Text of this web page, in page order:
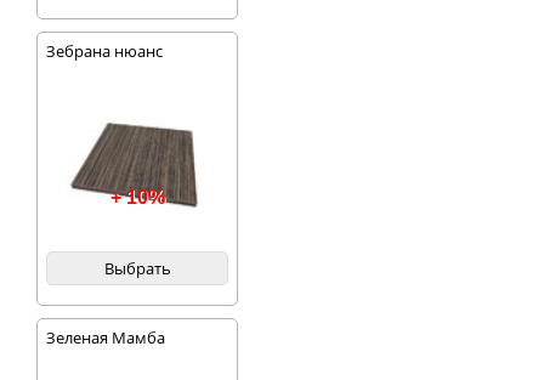
Зебрана нюанс
+ 10%
Выбрать
Зеленая Мамба